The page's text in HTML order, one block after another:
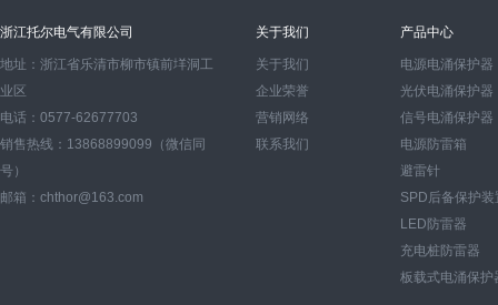
浙江托尔电气有限公司
地址：浙江省乐清市柳市镇前垟洞工
业区
电话：0577-62677703
销售热线：13868899099（微信同
号）
邮箱：chthor@163.com
关于我们
关于我们
企业荣誉
营销网络
联系我们
产品中心
电源电涌保护器
光伏电涌保护器
信号电涌保护器
电源防雷箱
避雷针
SPD后备保护装
LED防雷器
充电桩防雷器
板载式电涌保护